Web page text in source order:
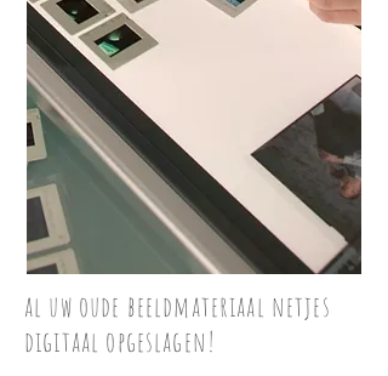
al uw oude beeldmateriaal netjes
digitaal opgeslagen!